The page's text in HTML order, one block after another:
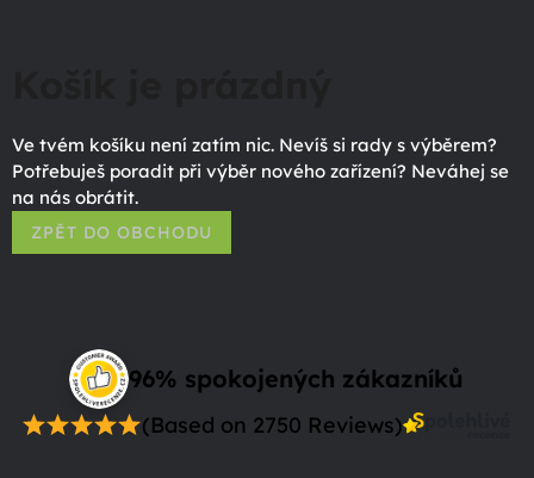
Ve tvém košíku není zatím nic. Nevíš si rady s výběrem?
Potřebuješ poradit při výběr nového zařízení? Neváhej se
na nás obrátit.
ZPĚT DO OBCHODU
96% spokojených zákazníků
(Based on 2750 Reviews)